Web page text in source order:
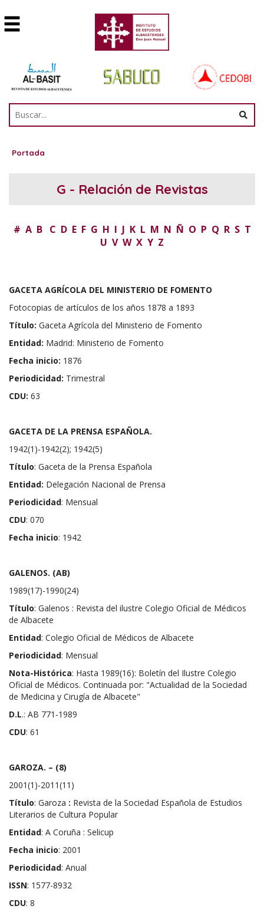
Portada
G - Relación de Revistas
# A B C D E F G H I J K L M N Ñ O P Q R S T
U V W X Y Z
GACETA AGRÍCOLA DEL MINISTERIO DE FOMENTO
Fotocopias de artículos de los años 1878 a 1893
Título: Gaceta Agrícola del Ministerio de Fomento
Entidad: Madrid: Ministerio de Fomento
Fecha inicio: 1876
Periodicidad: Trimestral
CDU: 63
GACETA DE LA PRENSA ESPAÑOLA.
1942(1)-1942(2); 1942(5)
Título: Gaceta de la Prensa Española
Entidad: Delegación Nacional de Prensa
Periodicidad: Mensual
CDU: 070
Fecha inicio: 1942
GALENOS. (AB)
1989(17)-1990(24)
Título: Galenos : Revista del ilustre Colegio Oficial de Médicos
de Albacete
Entidad: Colegio Oficial de Médicos de Albacete
Periodicidad: Mensual
Nota-Histórica: Hasta 1989(16): Boletín del Ilustre Colegio
Oficial de Médicos. Continuada por: "Actualidad de la Sociedad
de Medicina y Cirugía de Albacete"
D.L.: AB 771-1989
CDU: 61
GAROZA. – (8)
2001(1)-2011(11)
Título: Garoza : Revista de la Sociedad Española de Estudios
Literarios de Cultura Popular
Entidad: A Coruña : Selicup
Fecha inicio: 2001
Periodicidad: Anual
ISSN: 1577-8932
CDU: 8